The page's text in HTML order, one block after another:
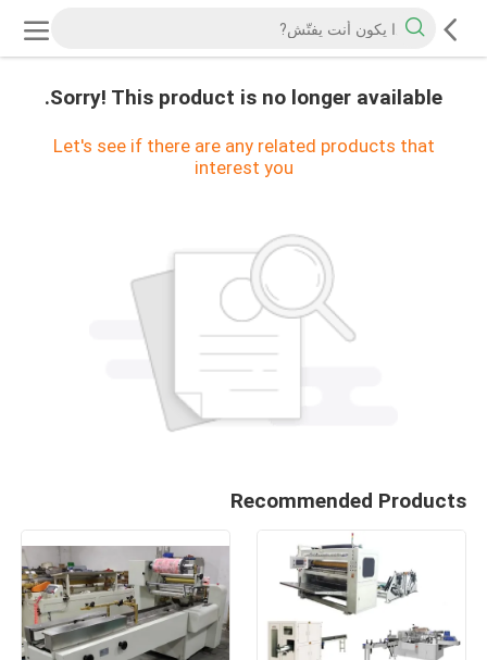
Sorry! This product is no longer available.
Let's see if there are any related products that
interest you
Recommended Products